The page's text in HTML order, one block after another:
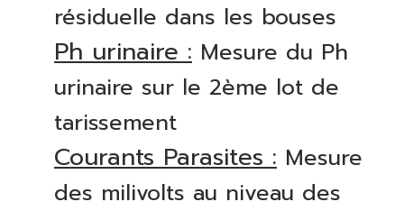
résiduelle dans les bouses
Ph urinaire : Mesure du Ph
urinaire sur le 2ème lot de
tarissement
Courants Parasites : Mesure
des milivolts au niveau des